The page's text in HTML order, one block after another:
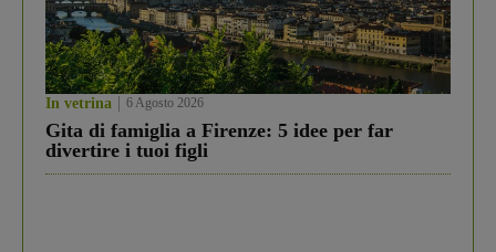
In vetrina 6 Agosto 2026
Gita di famiglia a Firenze: 5 idee per far
divertire i tuoi figli